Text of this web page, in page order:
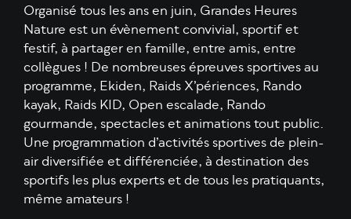
Organisé tous les ans en juin, Grandes Heures
Nature est un évènement convivial, sportif et
festif, à partager en famille, entre amis, entre
collègues ! De nombreuses épreuves sportives au
programme, Ekiden, Raids X’périences, Rando
kayak, Raids KID, Open escalade, Rando
gourmande, spectacles et animations tout public.
Une programmation d’activités sportives de plein-
air diversifiée et différenciée, à destination des
sportifs les plus experts et de tous les pratiquants,
même amateurs !